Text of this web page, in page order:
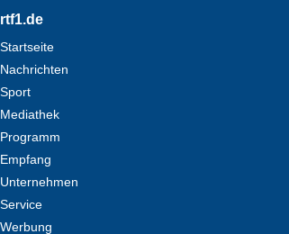
Footer
rtf1.de
Startseite
Nachrichten
Sport
Mediathek
Programm
Empfang
Unternehmen
Service
Werbung